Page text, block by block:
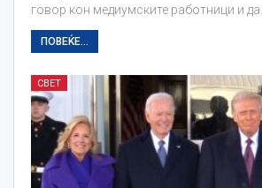
говор кон медиумските работници и да…
ПОВЕЌЕ...
СВЕТ